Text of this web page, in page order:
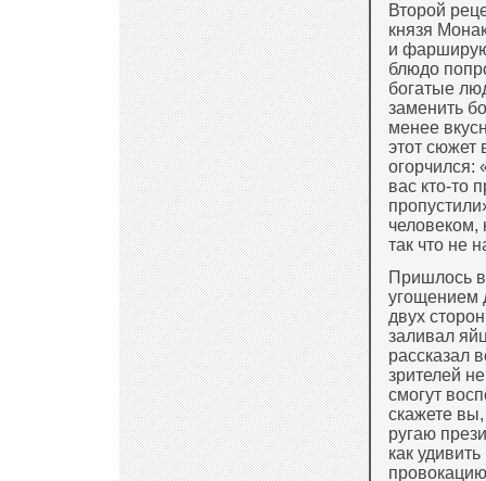
Второй
князя
и
блюдо
богатые
заменить
менее
этот сюжет
огорчился:
вас кто-то
человеком,
так что не
Пришлось в
угощением
двух
заливал
рассказал
зрителей
смогут
скажете
ругаю
как